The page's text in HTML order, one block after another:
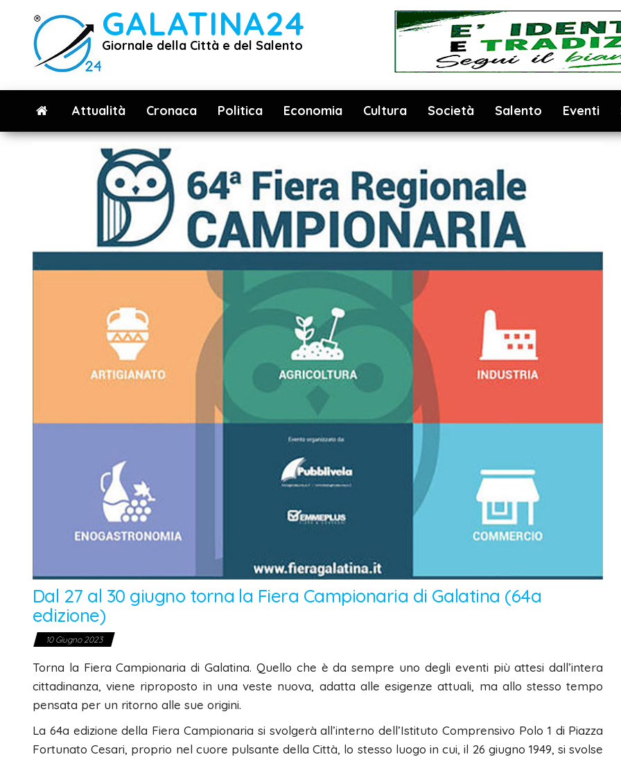
contenuto
GALATINA24
Giornale della Città e del Salento
Attualità Cronaca Politica Economia Cultura Società Salento Eventi
Dal 27 al 30 giugno torna la Fiera Campionaria di Galatina (64a
edizione)
10 Giugno 2023
Torna la Fiera Campionaria di Galatina. Quello che è da sempre uno degli eventi più attesi dall’intera
cittadinanza, viene riproposto in una veste nuova, adatta alle esigenze attuali, ma allo stesso tempo
pensata per un ritorno alle sue origini.
La 64a edizione della Fiera Campionaria si svolgerà all’interno dell’Istituto Comprensivo Polo 1 di Piazza
Fortunato Cesari, proprio nel cuore pulsante della Città, lo stesso luogo in cui, il 26 giugno 1949, si svolse